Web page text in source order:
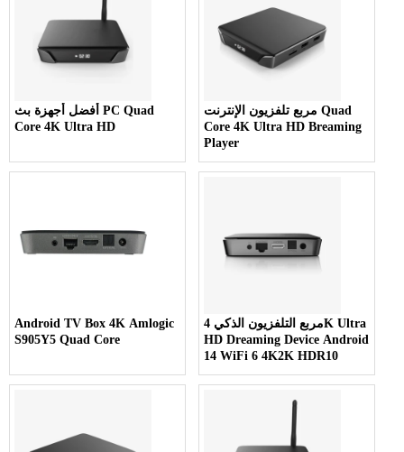
أفضل أجهزة بث PC Quad
Core 4K Ultra HD
مربع تلفزيون الإنترنت Quad
Core 4K Ultra HD Breaming
Player
Android TV Box 4K Amlogic
S905Y5 Quad Core
مربع التلفزيون الذكي 4K Ultra
HD Dreaming Device Android
14 WiFi 6 4K2K HDR10